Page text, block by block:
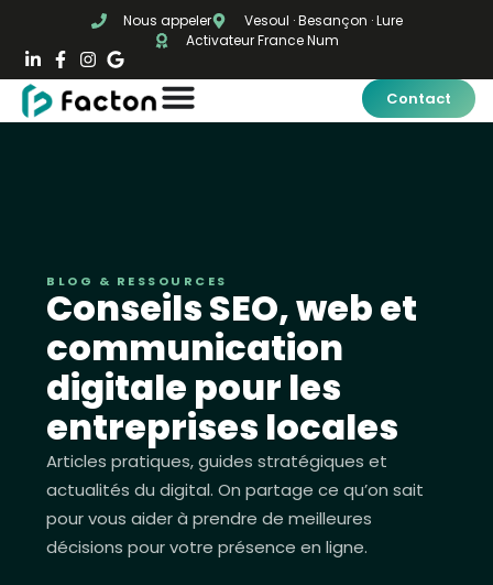
Nous appeler
Vesoul · Besançon · Lure
Activateur France Num
Contact
BLOG & RESSOURCES
Conseils SEO, web et
communication
digitale pour les
entreprises locales
Articles pratiques, guides stratégiques et
actualités du digital. On partage ce qu’on sait
pour vous aider à prendre de meilleures
décisions pour votre présence en ligne.